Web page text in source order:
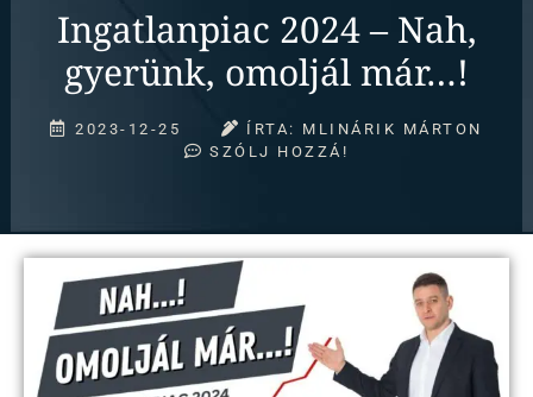
Ingatlanpiac 2024 – Nah,
gyerünk, omoljál már…!
2023-12-25 ÍRTA: MLINÁRIK MÁRTON
SZÓLJ HOZZÁ!